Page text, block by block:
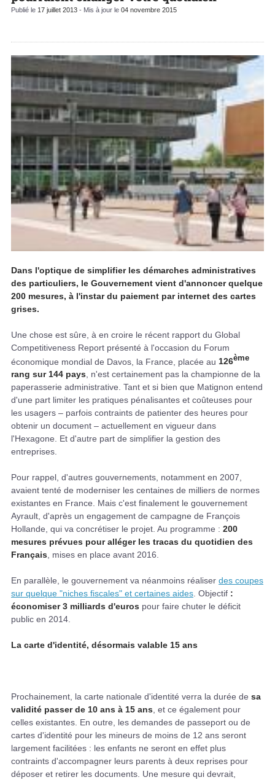
Publié le 17 juillet 2013 - Mis à jour le 04 novembre 2015
Dans l'optique de simplifier les démarches administratives
des particuliers, le Gouvernement vient d'annoncer quelque
200 mesures, à l'instar du paiement par internet des cartes
grises.
Une chose est sûre, à en croire le récent rapport du Global
Competitiveness Report présenté à l'occasion du Forum
économique mondial de Davos, la France, placée au 126ème
rang sur 144 pays, n'est certainement pas la championne de la
paperasserie administrative. Tant et si bien que Matignon entend
d'une part limiter les pratiques pénalisantes et coûteuses pour
les usagers – parfois contraints de patienter des heures pour
obtenir un document – actuellement en vigueur dans
l'Hexagone. Et d'autre part de simplifier la gestion des
entreprises.
Pour rappel, d'autres gouvernements, notamment en 2007,
avaient tenté de moderniser les centaines de milliers de normes
existantes en France. Mais c'est finalement le gouvernement
Ayrault, d'après un engagement de campagne de François
Hollande, qui va concrétiser le projet. Au programme : 200
mesures prévues pour alléger les tracas du quotidien des
Français, mises en place avant 2016.
En parallèle, le gouvernement va néanmoins réaliser des coupes
sur quelque "niches fiscales" et certaines aides. Objectif :
économiser 3 milliards d'euros pour faire chuter le déficit
public en 2014.
La carte d'identité, désormais valable 15 ans
Prochainement, la carte nationale d'identité verra la durée de sa
validité passer de 10 ans à 15 ans, et ce également pour
celles existantes. En outre, les demandes de passeport ou de
cartes d'identité pour les mineurs de moins de 12 ans seront
largement facilitées : les enfants ne seront en effet plus
contraints d'accompagner leurs parents à deux reprises pour
déposer et retirer les documents. Une mesure qui devrait,